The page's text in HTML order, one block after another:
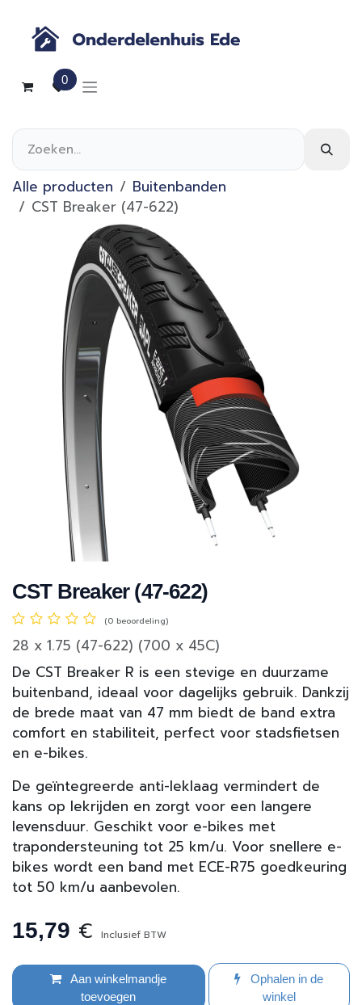
0
Alle producten
Buitenbanden
CST Breaker (47-622)
CST Breaker (47-622)
(0 beoordeling)
28 x 1.75 (47-622) (700 x 45C)
De CST Breaker R is een stevige en duurzame
buitenband, ideaal voor dagelijks gebruik. Dankzij
de brede maat van 47 mm biedt de band extra
comfort en stabiliteit, perfect voor stadsfietsen
en e-bikes.
De geïntegreerde anti-leklaag vermindert de
kans op lekrijden en zorgt voor een langere
levensduur. Geschikt voor e-bikes met
trapondersteuning tot 25 km/u. Voor snellere e-
bikes wordt een band met ECE-R75 goedkeuring
tot 50 km/u aanbevolen.
15,79 € Inclusief BTW
Aan winkelmandje
toevoegen
Ophalen in de
winkel